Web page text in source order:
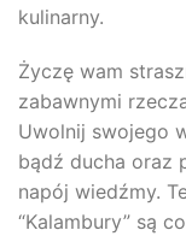
kulinarny.
Życzę wam
zabawnymi
Uwolnij swojego
bądź ducha oraz
napój wiedźmy.
“Kalambury” są